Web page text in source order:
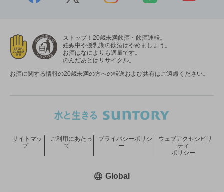
ストップ！20歳未満飲酒・飲酒運転。
妊娠中や授乳期の飲酒はやめましょう。
お酒はなによりも適量です。
のんだあとはリサイクル。
お酒に関する情報の20歳未満の方への転送および共有はご遠慮ください。
サイトマッ
プ
ご利用にあたっ
て
プライバシーポリシ
ー
ウェブアクセシビリ
ティ
ポリシー
Global新しいウィンドウで開く